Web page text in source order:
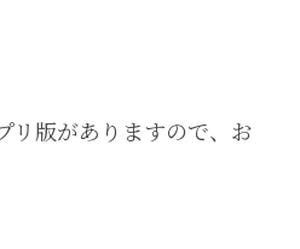
リ版がありますので、お